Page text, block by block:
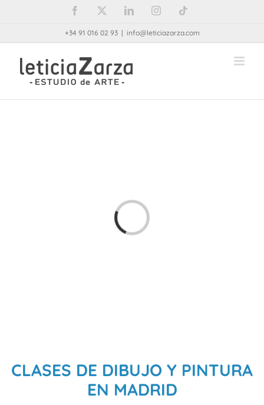
Facebook LinkedInInstagram
+34 91 016 02 93 | info@leticiazarza.com
Cargando...
CLASES DE DIBUJO Y PINTURA
EN MADRID